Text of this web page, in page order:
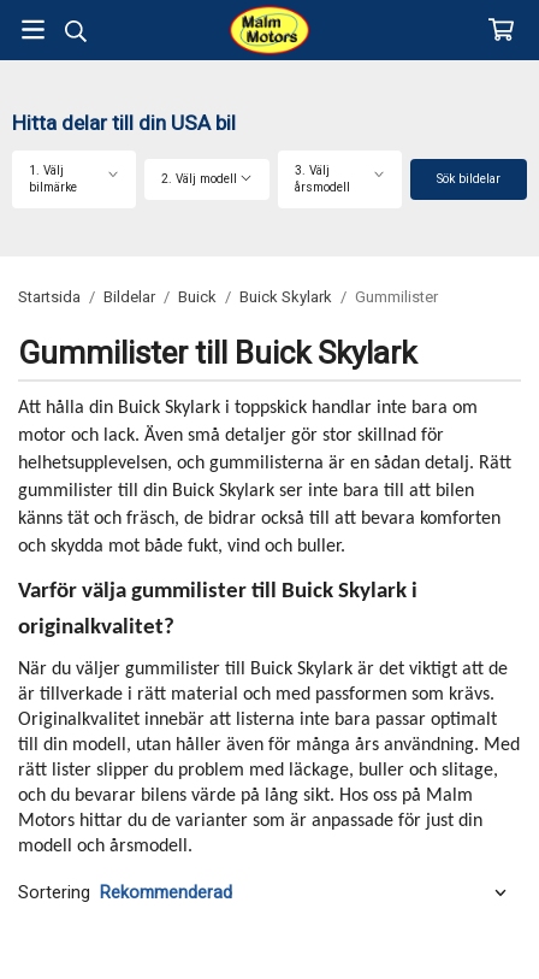
Hitta delar till din USA bil
1. Välj
bilmärke
2. Välj modell
3. Välj
årsmodell
Sök bildelar
Startsida / Bildelar / Buick / Buick Skylark / Gummilister
Gummilister till Buick Skylark
Att hålla din Buick Skylark i toppskick handlar inte bara om
motor och lack. Även små detaljer gör stor skillnad för
helhetsupplevelsen, och gummilisterna är en sådan detalj. Rätt
gummilister till din Buick Skylark ser inte bara till att bilen
känns tät och fräsch, de bidrar också till att bevara komforten
och skydda mot både fukt, vind och buller.
Varför välja gummilister till Buick Skylark i
originalkvalitet?
När du väljer gummilister till Buick Skylark är det viktigt att de
är tillverkade i rätt material och med passformen som krävs.
Originalkvalitet innebär att listerna inte bara passar optimalt
till din modell, utan håller även för många års användning. Med
rätt lister slipper du problem med läckage, buller och slitage,
och du bevarar bilens värde på lång sikt. Hos oss på Malm
Motors hittar du de varianter som är anpassade för just din
modell och årsmodell.
Sortering